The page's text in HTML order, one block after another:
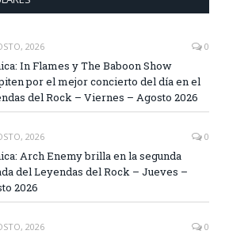
2026 0
In Flames y The Baboon Show
por el mejor concierto del día en el
del Rock – Viernes – Agosto 2026
2026 0
Arch Enemy brilla en la segunda
del Leyendas del Rock – Jueves –
2026
2026 0